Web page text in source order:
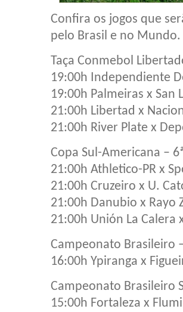
Confira os jogos que
pelo Brasil e no Mundo.
Taça Conmebol
19:00h Independiente
19:00h Palmeiras x San
21:00h Libertad x
21:00h River Plate x
Copa Sul-Americana –
21:00h Athletico-PR x
21:00h Cruzeiro x U.
21:00h Danubio x Rayo
21:00h Unión La Calera
Campeonato Brasileiro
16:00h Ypiranga x
Campeonato Brasileiro
15:00h Fortaleza x